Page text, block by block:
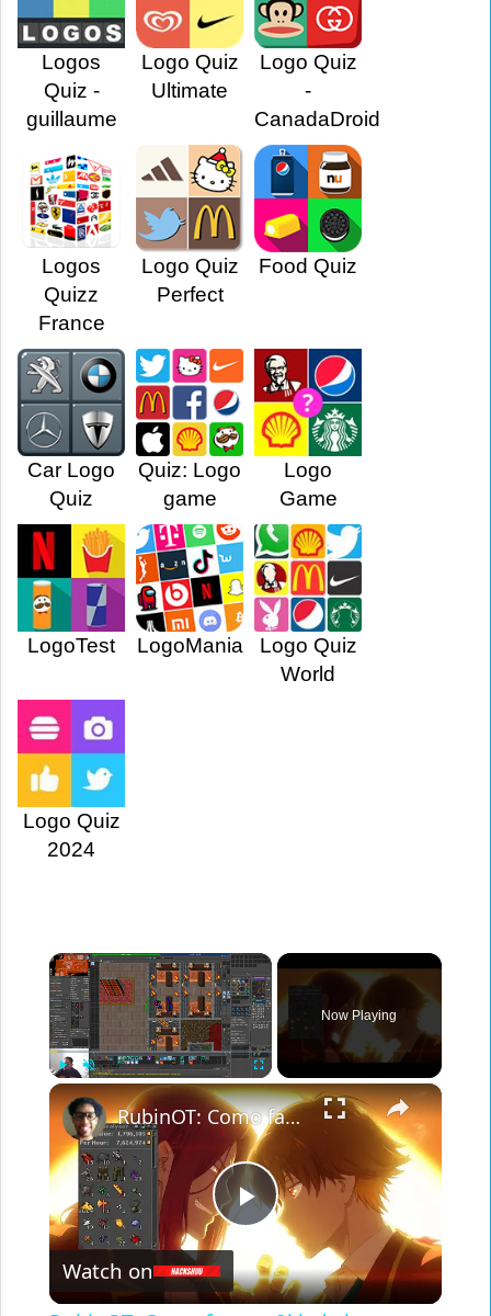
Logos
Quiz -
guillaume
Logo Quiz
Ultimate
Logo Quiz
-
CanadaDroid
Logos
Quizz
France
Logo Quiz
Perfect
Food Quiz
Car Logo
Quiz
Quiz: Logo
game
Logo
Game
LogoTest LogoMania
Logo Quiz
World
Logo Quiz
2024
×
Unmute Fullscreen
Now Playing
×
Play
Video
RubinOT: Como farmar 2kk de lucro por hora nas Spikes -8
Watch on